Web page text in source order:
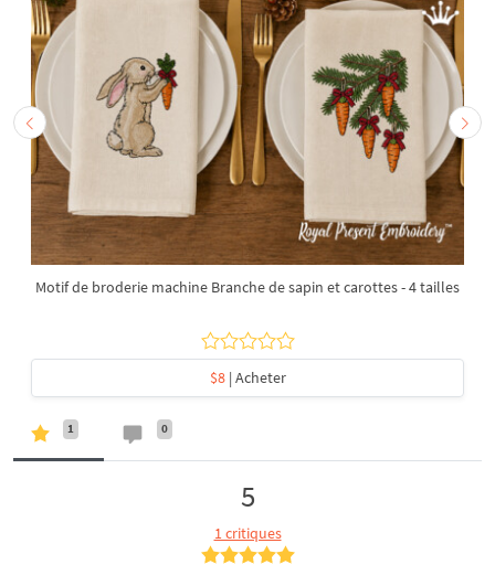
Motif de broderie machine Branche de sapin et carottes - 4 tailles
$8| Acheter
1 0
5
1 critiques